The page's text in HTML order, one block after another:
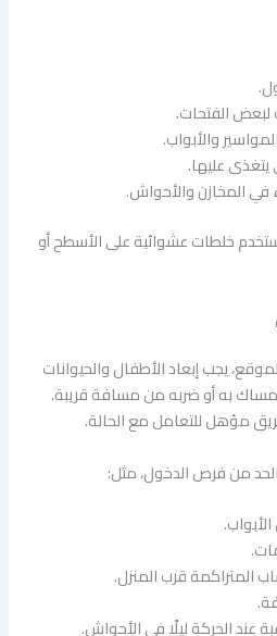
الفتحات.
والأبواب.
يتغذى عليها.
في المخازن والأحواش.
خلطات عشوائية على الأسطح أو
يجب إبعاد الأطفال والحيوانات
به أو ضربه من مسافة قريبة.
مؤهل للتعامل مع الحالة.
من فرص الدخول، مثل:
المتراكمة قرب المنزل.
عند الحركة ليلًا في الأحواش.